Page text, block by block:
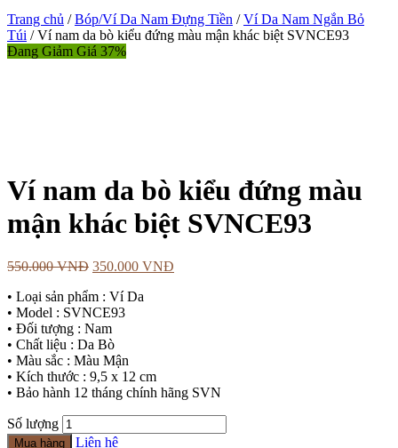
Trang chủ /Bóp/Ví Da Nam Đựng Tiền /Ví Da Nam Ngắn Bỏ
Túi / Ví nam da bò kiểu đứng màu mận khác biệt SVNCE93
Đang Giảm Giá 37%
Ví nam da bò kiểu đứng màu
mận khác biệt SVNCE93
550.000VNĐ 350.000 VNĐ
• Loại sản phẩm : Ví Da
• Model : SVNCE93
• Đối tượng : Nam
• Chất liệu : Da Bò
• Màu sắc : Màu Mận
• Kích thước : 9,5 x 12 cm
• Bảo hành 12 tháng chính hãng SVN
Số lượng
Mua hàng
Liên hệ